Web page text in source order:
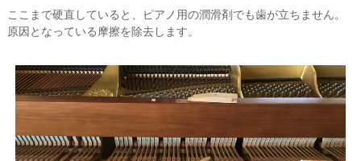
ここまで硬直していると、ピアノ用の潤滑剤でも歯が立ちません。
原因となっている摩擦を除去します。